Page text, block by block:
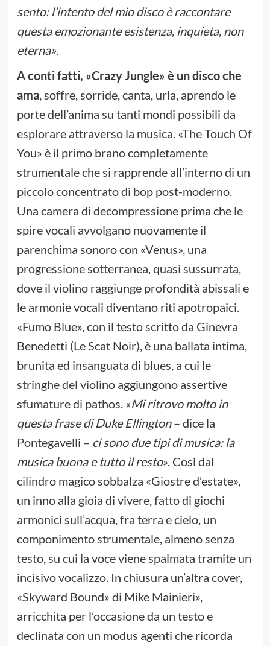
sento: l’intento del mio disco è raccontare
questa emozionante esistenza, inquieta, non
eterna».
A conti fatti, «Crazy Jungle» è un disco che
ama, soffre, sorride, canta, urla, aprendo le
porte dell’anima su tanti mondi possibili da
esplorare attraverso la musica. «The Touch Of
You» è il primo brano completamente
strumentale che si rapprende all’interno di un
piccolo concentrato di bop post-moderno.
Una camera di decompressione prima che le
spire vocali avvolgano nuovamente il
parenchima sonoro con «Venus», una
progressione sotterranea, quasi sussurrata,
dove il violino raggiunge profondità abissali e
le armonie vocali diventano riti apotropaici.
«Fumo Blue», con il testo scritto da Ginevra
Benedetti (Le Scat Noir), è una ballata intima,
brunita ed insanguata di blues, a cui le
stringhe del violino aggiungono assertive
sfumature di pathos. «Mi ritrovo molto in
questa frase di Duke Ellington– dice la
Pontegavelli – ci sono due tipi di musica: la
musica buona e tutto il resto». Così dal
cilindro magico sobbalza «Giostre d’estate»,
un inno alla gioia di vivere, fatto di giochi
armonici sull’acqua, fra terra e cielo, un
componimento strumentale, almeno senza
testo, su cui la voce viene spalmata tramite un
incisivo vocalizzo. In chiusura un’altra cover,
«Skyward Bound» di Mike Mainieri»,
arricchita per l’occasione da un testo e
declinata con un modus agenti che ricorda